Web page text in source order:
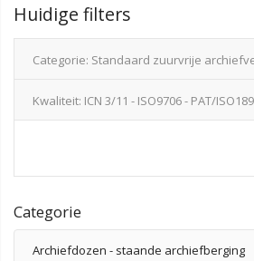
Huidige filters
Categorie Standaard zuurvrije
Kwaliteit ICN 3/11 - ISO9706 - PAT/
Categorie
Archiefdozen - staande archiefberging